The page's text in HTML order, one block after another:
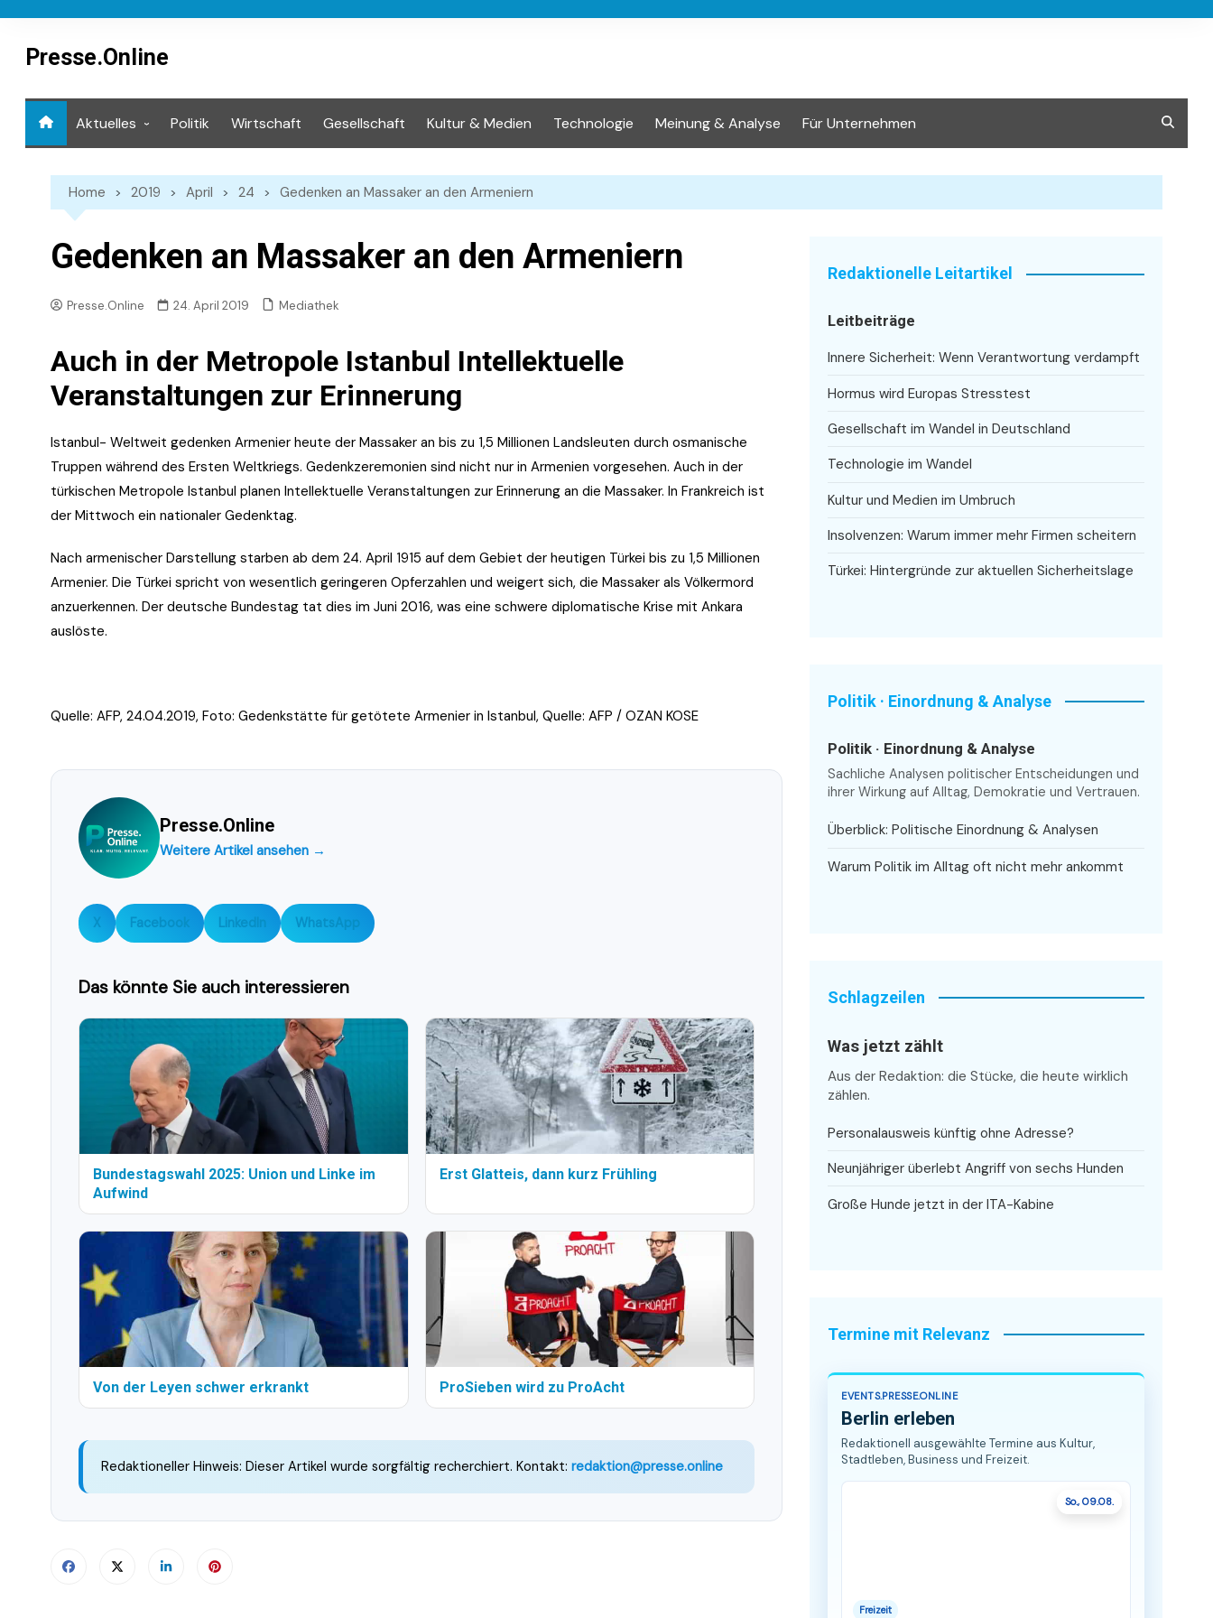
contentPresse.Online
Aktuelles Politik Wirtschaft Gesellschaft Kultur & Medien Technologie Meinung & Analyse Für Unternehmen
Home 2019 April 24 Gedenken an Massaker an den Armeniern
Gedenken an Massaker an den Armeniern
Presse.Online 24. April 2019 Mediathek
Auch in der Metropole Istanbul Intellektuelle
Veranstaltungen zur Erinnerung
Istanbul- Weltweit gedenken Armenier heute der Massaker an bis zu 1,5 Millionen Landsleuten durch osmanische
Truppen während des Ersten Weltkriegs. Gedenkzeremonien sind nicht nur in Armenien vorgesehen. Auch in der
türkischen Metropole Istanbul planen Intellektuelle Veranstaltungen zur Erinnerung an die Massaker. In Frankreich ist
der Mittwoch ein nationaler Gedenktag.
Nach armenischer Darstellung starben ab dem 24. April 1915 auf dem Gebiet der heutigen Türkei bis zu 1,5 Millionen
Armenier. Die Türkei spricht von wesentlich geringeren Opferzahlen und weigert sich, die Massaker als Völkermord
anzuerkennen. Der deutsche Bundestag tat dies im Juni 2016, was eine schwere diplomatische Krise mit Ankara
auslöste.
Quelle: AFP, 24.04.2019, Foto: Gedenkstätte für getötete Armenier in Istanbul, Quelle: AFP / OZAN KOSE
Presse.Online
Weitere Artikel ansehen →
X Facebook LinkedIn WhatsApp
Das könnte Sie auch interessieren
Bundestagswahl 2025: Union und Linke im
Aufwind
Erst Glatteis, dann kurz Frühling
Von der Leyen schwer erkrankt ProSieben wird zu ProAcht
Redaktioneller Hinweis: Dieser Artikel wurde sorgfältig recherchiert. Kontakt: redaktion@presse.online
Redaktionelle Leitartikel
Leitbeiträge
Innere Sicherheit: Wenn Verantwortung verdampft
Hormus wird Europas Stresstest
Gesellschaft im Wandel in Deutschland
Technologie im Wandel
Kultur und Medien im Umbruch
Insolvenzen: Warum immer mehr Firmen scheitern
Türkei: Hintergründe zur aktuellen Sicherheitslage
Politik · Einordnung & Analyse
Politik · Einordnung & Analyse
Sachliche Analysen politischer Entscheidungen und
ihrer Wirkung auf Alltag, Demokratie und Vertrauen.
Überblick: Politische Einordnung & Analysen
Warum Politik im Alltag oft nicht mehr ankommt
Schlagzeilen
Was jetzt zählt
Aus der Redaktion: die Stücke, die heute wirklich
zählen.
Personalausweis künftig ohne Adresse?
Neunjähriger überlebt Angriff von sechs Hunden
Große Hunde jetzt in der ITA-Kabine
Termine mit Relevanz
EVENTS.PRESSE.ONLINE
Berlin erleben
Redaktionell ausgewählte Termine aus Kultur,
Stadtleben, Business und Freizeit.
So., 09.08.
Freizeit